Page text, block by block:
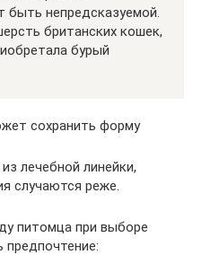
непредсказуемой.
британских кошек,
бурый
сохранить форму
лечебной линейки,
случаются реже.
питомца при выборе
предпочтение: